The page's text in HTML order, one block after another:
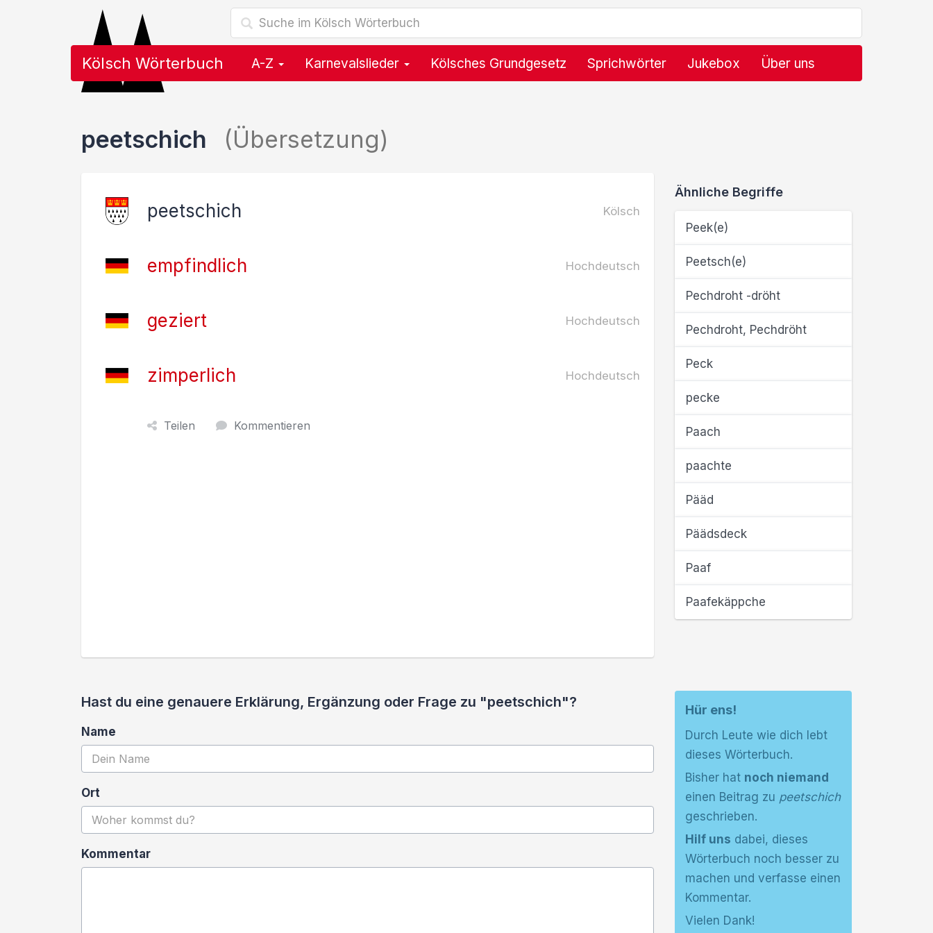
Kölsch Wörterbuch A-Z Karnevalslieder Kölsches Grundgesetz Sprichwörter Jukebox Über uns
peetschich (Übersetzung)
peetschich Kölsch
empfindlich Hochdeutsch
geziert Hochdeutsch
zimperlich Hochdeutsch
Teilen Kommentieren
Ähnliche Begriffe
Peek(e)
Peetsch(e)
Pechdroht -dröht
Pechdroht, Pechdröht
Peck
pecke
Paach
paachte
Pääd
Päädsdeck
Paaf
Paafekäppche
Hast du eine genauere Erklärung, Ergänzung oder Frage zu "peetschich"?
Name
Ort
Kommentar
Hür ens!
Durch Leute wie dich lebt
dieses Wörterbuch.
Bisher hat noch niemand
einen Beitrag zu peetschich
geschrieben.
Hilf uns dabei, dieses
Wörterbuch noch besser zu
machen und verfasse einen
Kommentar.
Vielen Dank!